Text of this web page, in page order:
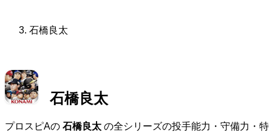
石橋良太
石橋良太
プロスピAの 石橋良太 の全シリーズの投手能力・守備力・特